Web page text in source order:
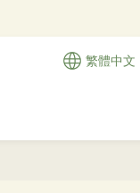
繁體中文